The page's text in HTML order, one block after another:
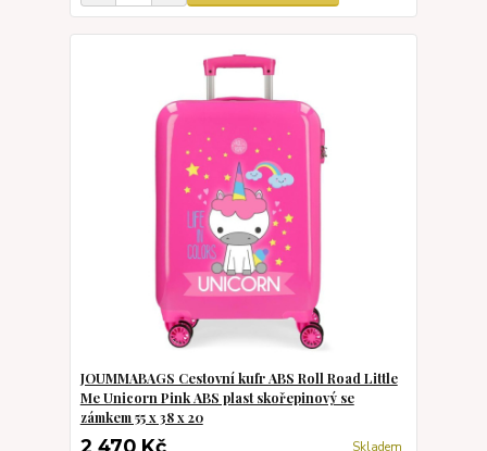
JOUMMABAGS Cestovní kufr ABS Roll Road Little
Me Unicorn Pink ABS plast skořepinový se
zámkem 55 x 38 x 20
Skladem